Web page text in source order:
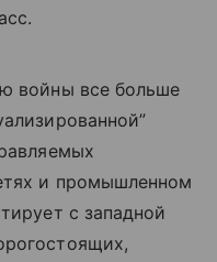
войны все больше
и промышленном
с западной